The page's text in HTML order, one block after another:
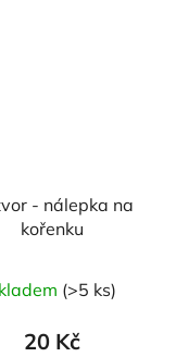
- nálepka na
kořenku
(>5 ks)
20 Kč